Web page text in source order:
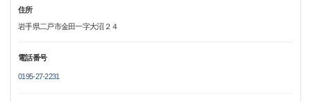
住所
岩手県二戸市金田一字大沼２４
電話番号
0195-27-2231